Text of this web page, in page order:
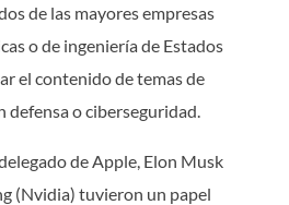
de las mayores empresas
o de ingeniería de Estados
el contenido de temas de
o ciberseguridad.
de Apple, Elon Musk
(Nvidia) tuvieron un papel